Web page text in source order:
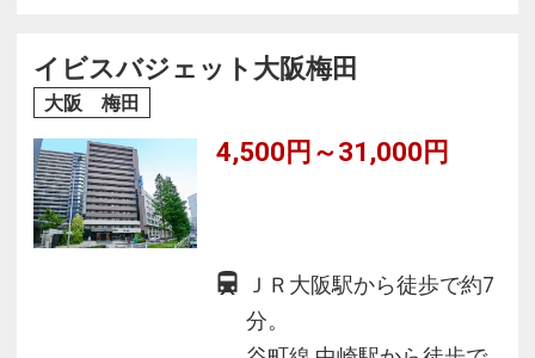
全客室ネット接続し放題！
2021年2月1日、アパホテルはアパルームシアタ
イビスバジェット大阪梅田
大阪 梅田
4,500円～31,000円
ＪＲ大阪駅から徒歩で約7
分。